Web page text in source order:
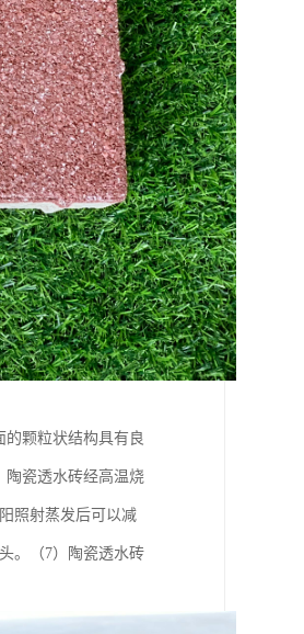
的颗粒状结构具有良
陶瓷透水砖经高温烧
照射蒸发后可以减
。（7）陶瓷透水砖